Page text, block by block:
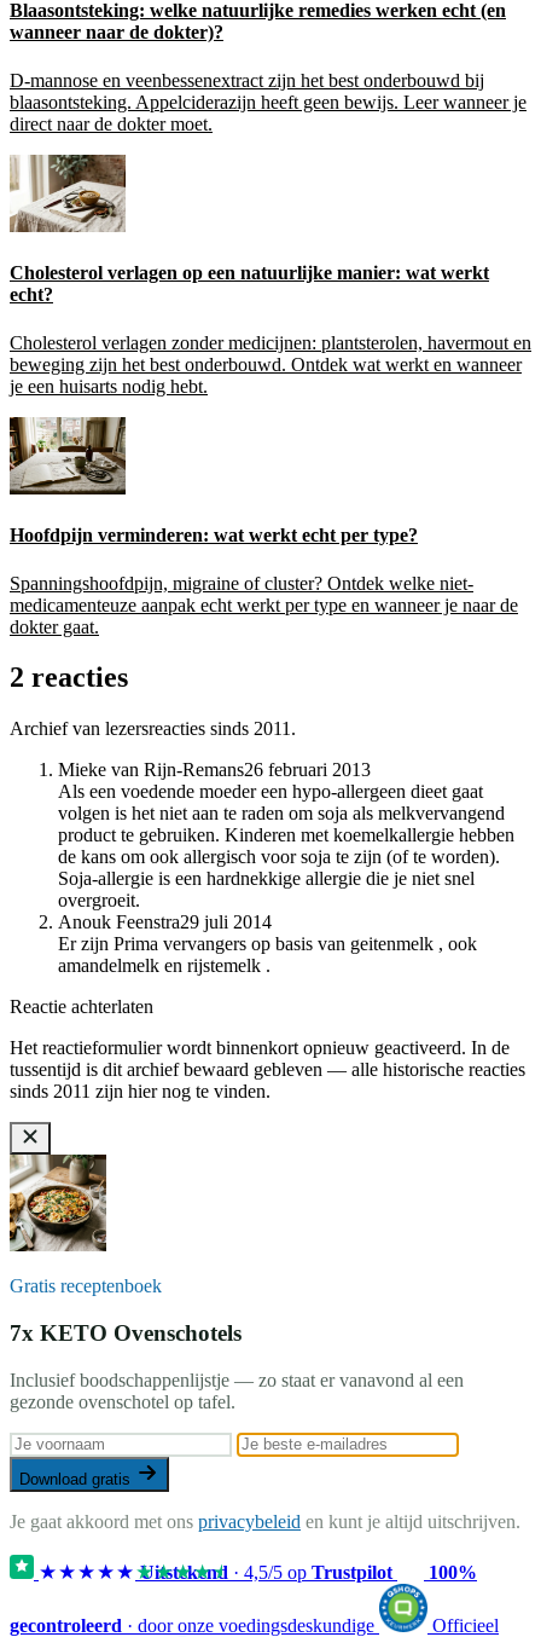
Blaasontsteking: welke natuurlijke remedies werken echt (en
wanneer naar de dokter)?
D-mannose en veenbessenextract zijn het best onderbouwd bij
blaasontsteking. Appelciderazijn heeft geen bewijs. Leer wanneer je
direct naar de dokter moet.
Cholesterol verlagen op een natuurlijke manier: wat werkt
echt?
Cholesterol verlagen zonder medicijnen: plantsterolen, havermout en
beweging zijn het best onderbouwd. Ontdek wat werkt en wanneer
je een huisarts nodig hebt.
Hoofdpijn verminderen: wat werkt echt per type?
Spanningshoofdpijn, migraine of cluster? Ontdek welke niet-
medicamenteuze aanpak echt werkt per type en wanneer je naar de
dokter gaat.
2 reacties
Archief van lezersreacties sinds 2011.
Mieke van Rijn-Remans26 februari 2013
Als een voedende moeder een hypo-allergeen dieet gaat
volgen is het niet aan te raden om soja als melkvervangend
product te gebruiken. Kinderen met koemelkallergie hebben
de kans om ook allergisch voor soja te zijn (of te worden).
Soja-allergie is een hardnekkige allergie die je niet snel
overgroeit.
Anouk Feenstra29 juli 2014
Er zijn Prima vervangers op basis van geitenmelk , ook
amandelmelk en rijstemelk .
Reactie achterlaten
Het reactieformulier wordt binnenkort opnieuw geactiveerd. In de
tussentijd is dit archief bewaard gebleven — alle historische reacties
sinds 2011 zijn hier nog te vinden.
Gratis receptenboek
7x KETO Ovenschotels
Inclusief boodschappenlijstje — zo staat er vanavond al een
gezonde ovenschotel op tafel.
Download gratis
Je gaat akkoord met ons privacybeleid en kunt je altijd uitschrijven.
★★★★★★★★★★
Uitstekend · 4,5/5 op Trustpilot 100%
gecontroleerd · door onze voedingsdeskundige
Officieel